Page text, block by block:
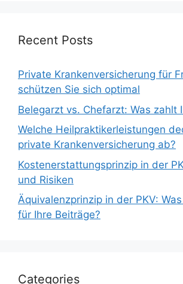
Recent Posts
Private Krankenversicherung für
schützen Sie sich optimal
Belegarzt vs. Chefarzt: Was zahlt
Welche Heilpraktikerleistungen
private Krankenversicherung ab?
Kostenerstattungsprinzip in der
und Risiken
Äquivalenzprinzip in der PKV:
für Ihre Beiträge?
Categories